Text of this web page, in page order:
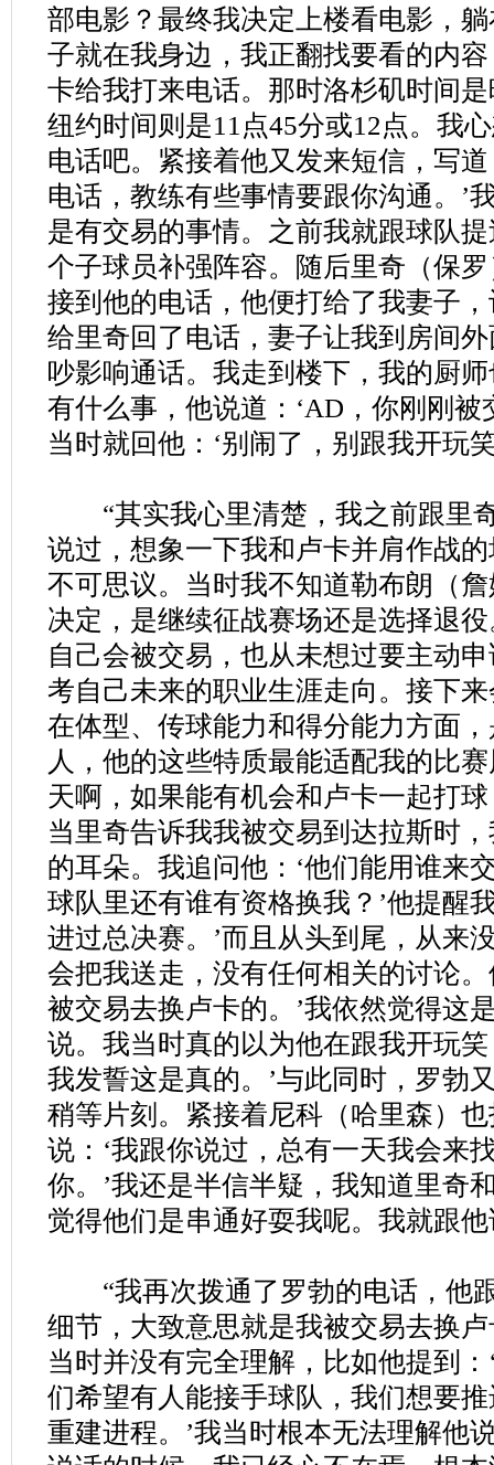
部电影？最终我决定上楼看电影，
子就在我身边，我正翻找要看的内
卡给我打来电话。那时洛杉矶时间
纽约时间则是11点45分或12点。我
电话吧。紧接着他又发来短信，写
电话，教练有些事情要跟你沟通。’
是有交易的事情。之前我就跟球队
个子球员补强阵容。随后里奇（保
接到他的电话，他便打给了我妻子
给里奇回了电话，妻子让我到房间
吵影响通话。我走到楼下，我的厨
有什么事，他说道：‘AD，你刚刚被
当时就回他：‘别闹了，别跟我开玩
“其实我心里清楚，我之前跟里奇
说过，想象一下我和卢卡并肩作战
不可思议。当时我不知道勒布朗（
决定，是继续征战赛场还是选择退
自己会被交易，也从未想过要主动
考自己未来的职业生涯走向。接下
在体型、传球能力和得分能力方面
人，他的这些特质最能适配我的比
天啊，如果能有机会和卢卡一起打
当里奇告诉我我被交易到达拉斯时
的耳朵。我追问他：‘他们能用谁来
球队里还有谁有资格换我？’他提醒
进过总决赛。’而且从头到尾，从来
会把我送走，没有任何相关的讨论
被交易去换卢卡的。’我依然觉得这
说。我当时真的以为他在跟我开玩
我发誓这是真的。’与此同时，罗勃
稍等片刻。紧接着尼科（哈里森）
说：‘我跟你说过，总有一天我会来
你。’我还是半信半疑，我知道里奇
觉得他们是串通好耍我呢。我就跟
“我再次拨通了罗勃的电话，他
细节，大致意思就是我被交易去换
当时并没有完全理解，比如他提到
们希望有人能接手球队，我们想要
重建进程。’我当时根本无法理解他